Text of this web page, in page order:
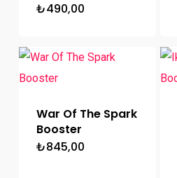
₺490,00
War Of The Spark
Booster
₺845,00